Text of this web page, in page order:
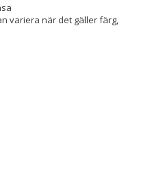
variera när det gäller färg,